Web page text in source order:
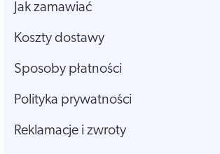
Jak zamawiać
Koszty dostawy
Sposoby płatności
Polityka prywatności
Reklamacje i zwroty